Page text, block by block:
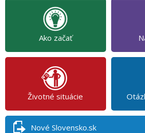
Ako začať
Životné situácie
Nové Slovensko.sk